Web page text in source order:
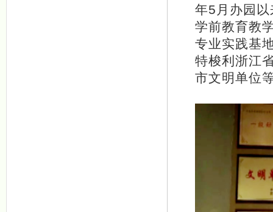
年5月办园
学前教育教
专业实践基
特梭利浙江
市文明单位